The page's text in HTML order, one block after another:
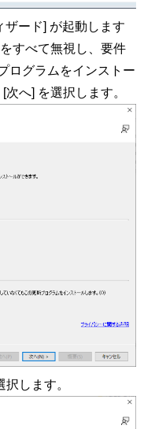
ザード] が起動します
すべて無視し、要件
ログラムをインストー
へ] を選択します。
します。